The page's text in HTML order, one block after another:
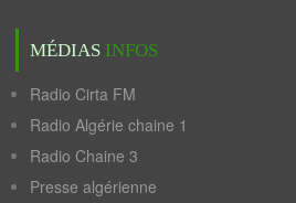
MÉDIAS INFOS
Radio Cirta FM
Radio Algérie chaine 1
Radio Chaine 3
Presse algérienne